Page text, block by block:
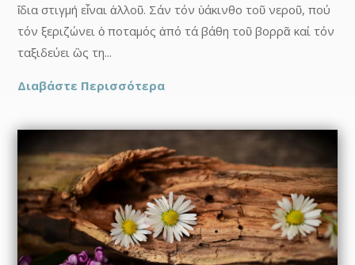
ἴδια στιγμή εἷναι ἀλλοῦ. Σάν τόν ὑάκινθο τοῦ νεροῦ, πού
τόν ξεριζώνει ὁ ποταμός ἀπό τά βάθη τοῦ βορρᾶ καί τόν
ταξιδεύει ὣς τη...
Διαβάστε Περισσότερα